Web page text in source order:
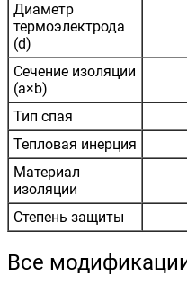
Диаметр
термоэлектрода
(d)
Сечение изоляции
(а×b)
Тип спая
Тепловая инерция
Материал
изоляции
Степень защиты
Все